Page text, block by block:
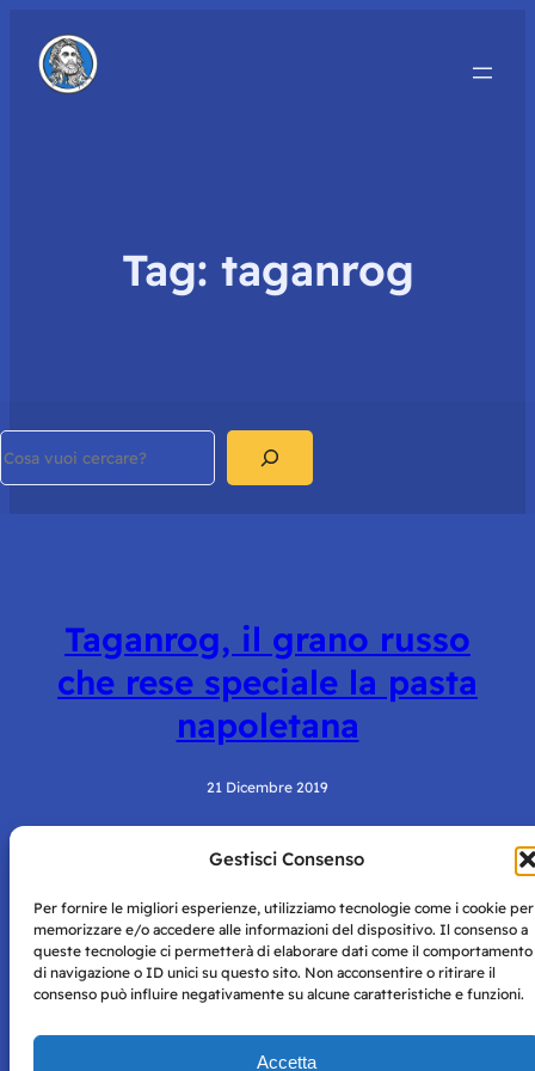
Gestisci Consenso
Per fornire le migliori esperienze, utilizziamo tecnologie come i cookie per
memorizzare e/o accedere alle informazioni del dispositivo. Il consenso a
queste tecnologie ci permetterà di elaborare dati come il comportamento
di navigazione o ID unici su questo sito. Non acconsentire o ritirare il
consenso può influire negativamente su alcune caratteristiche e funzioni.
Accetta
Tag: taganrog
Taganrog, il grano russo
che rese speciale la pasta
napoletana
21 Dicembre 2019
Napoli con autorizzazione numero 38 del 25/9/2019.
Tutte le immagini e i contenuti su questo sito sono forniti